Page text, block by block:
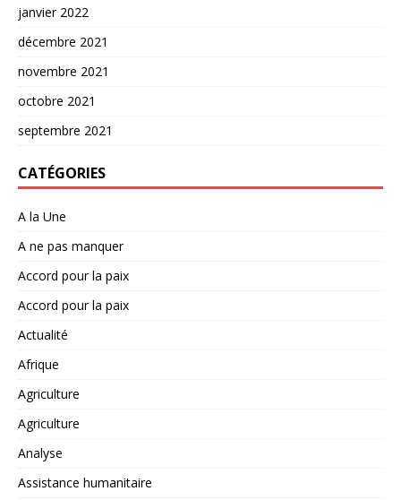
janvier 2022
décembre 2021
novembre 2021
octobre 2021
septembre 2021
CATÉGORIES
A la Une
A ne pas manquer
Accord pour la paix
Accord pour la paix
Actualité
Afrique
Agriculture
Agriculture
Analyse
Assistance humanitaire